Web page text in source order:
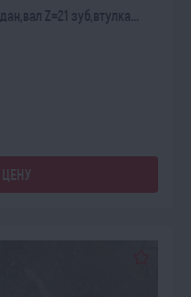
Z=21 зуб,втулка...